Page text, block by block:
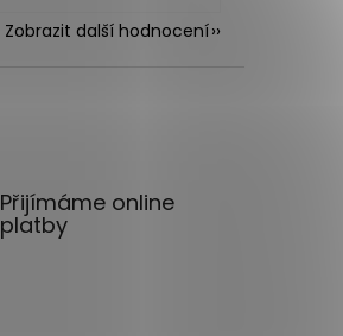
Zobrazit další hodnocení
Přijímáme online
platby